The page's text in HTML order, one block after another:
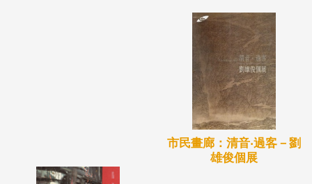
市民畫廊：清音‧過客－劉
雄俊個展